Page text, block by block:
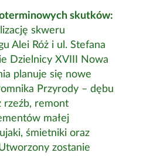
skutków:
skweru
Alei Róż i ul. Stefana
Dzielnicy XVIII Nowa
planuje się nowe
Przyrody – dębu
rzeźb, remont
małej
śmietniki oraz
zostanie